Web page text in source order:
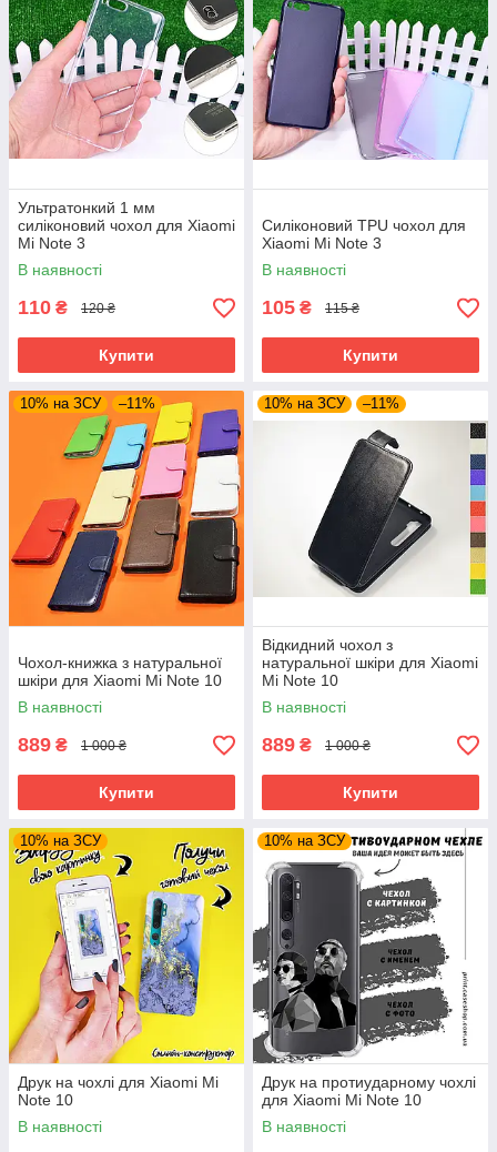
Ультратонкий 1 мм
силіконовий чохол для Xiaomi
Mi Note 3
В наявності
110 ₴ 120 ₴
Купити
Силіконовий TPU чохол для
Xiaomi Mi Note 3
В наявності
105 ₴ 115 ₴
Купити
10% на ЗСУ –11%
Чохол-книжка з натуральної
шкіри для Xiaomi Mi Note 10
В наявності
889 ₴ 1 000 ₴
Купити
10% на ЗСУ –11%
Відкидний чохол з
натуральної шкіри для Xiaomi
Mi Note 10
В наявності
889 ₴ 1 000 ₴
Купити
10% на ЗСУ
Друк на чохлі для Xiaomi Mi
Note 10
В наявності
10% на ЗСУ
Друк на протиударному чохлі
для Xiaomi Mi Note 10
В наявності